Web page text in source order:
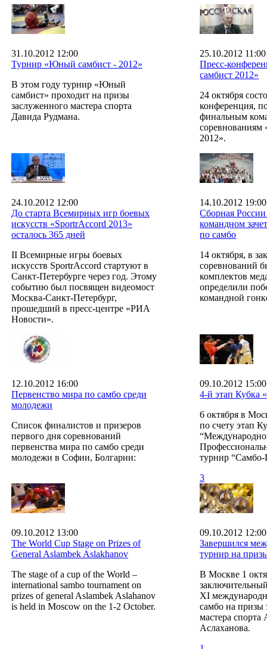
31.10.2012 12:00
Турнир «Юный самбист - 2012»
В этом году турнир «Юный
самбист» проходит на призы
заслуженного мастера спорта
Давида Рудмана.
25.10.2012 11:00
Пресс-
самбист 2012»
24 октября
конференция,
финальным
2012».
24.10.2012 12:00
До старта Всемирных игр боевых
искусств «SportrAccord 2013»
осталось 365 дней
II Всемирные игры боевых
искусств SportrAccord стартуют в
Санкт-Петербурге через год. Этому
событию был посвящен видеомост
Москва-Санкт-Петербург,
прошедший в пресс-центре «РИА
Новости».
14.10.2012 19:00
Сборная
командном
по самбо
14 октября, в
соревнований
комплектов
определили
командной
12.10.2012 16:00
Первенство мира по самбо среди
молодежи
Список финалистов и призеров
первого дня соревнований
первенства мира по самбо среди
молодежи в Софии, Болгарии:
09.10.2012 15:00
4-й этап Кубка
6 октября в
по счету этап
турнир
3
09.10.2012 13:00
The World Cup Stage on Prizes of
General Aslambek Aslakhanov
The stage of a cup of the World –
international sambo tournament on
prizes of general Aslambek Aslahanov
is held in Moscow on the 1-2 October.
09.10.2012 12:00
Завершился
турнир на
В Москве 1
XI
самбо на призы
мастера спорта
Аслаханова.